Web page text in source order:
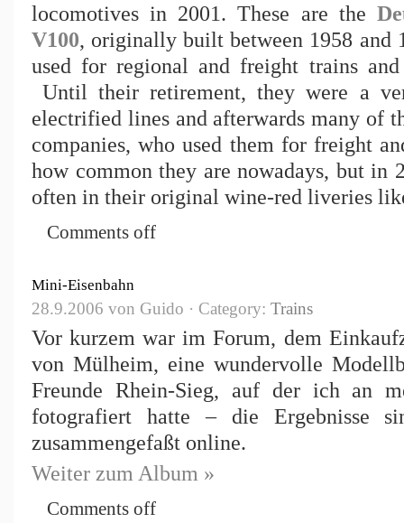
locomotives in 2001. These are the
V100, originally built between 1958 and
used for regional and freight trains
Until their retirement, they were a
electrified lines and afterwards many of
companies, who used them for freight
how common they are nowadays, but in
often in their original wine-red liveries
Comments off
Mini-Eisenbahn
28.9.2006 von Guido · Category: Trains
Vor kurzem war im Forum, dem
von Mülheim, eine wundervolle
Freunde Rhein-Sieg, auf der ich an
fotografiert hatte – die Ergebnisse
zusammengefaßt online.
Weiter zum Album »
Comments off